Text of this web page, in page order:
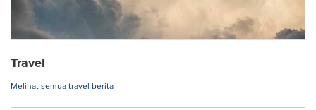
Travel
Melihat semua travel berita